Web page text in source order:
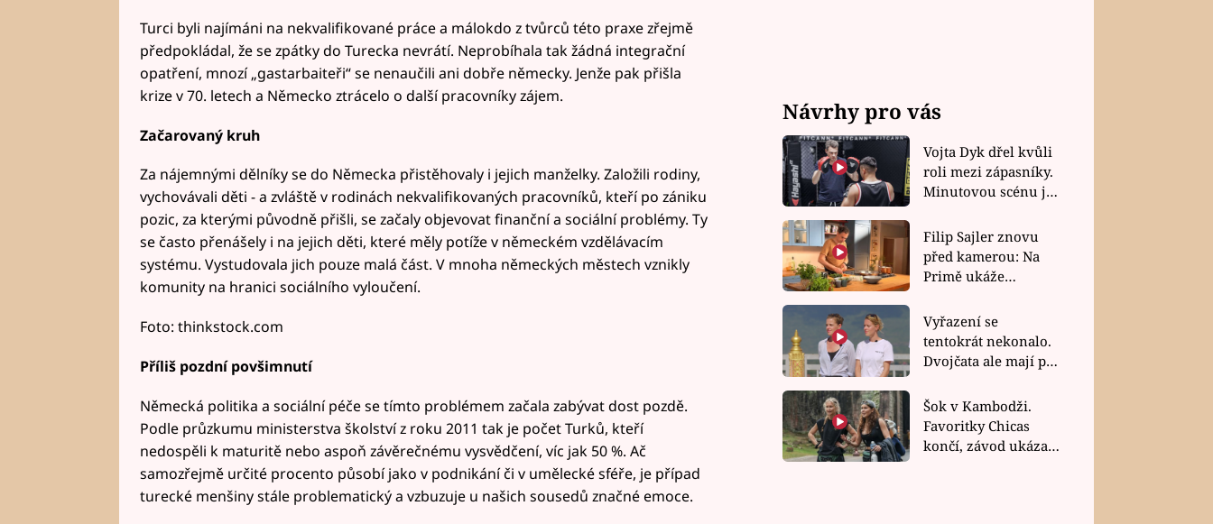
Turci byli najímáni na nekvalifikované práce a málokdo z tvůrců této praxe zřejmě
předpokládal, že se zpátky do Turecka nevrátí. Neprobíhala tak žádná integrační
opatření, mnozí „gastarbaiteři“ se nenaučili ani dobře německy. Jenže pak přišla
krize v 70. letech a Německo ztrácelo o další pracovníky zájem.
Začarovaný kruh
Za nájemnými dělníky se do Německa přistěhovaly i jejich manželky. Založili rodiny,
vychovávali děti - a zvláště v rodinách nekvalifikovaných pracovníků, kteří po zániku
pozic, za kterými původně přišli, se začaly objevovat finanční a sociální problémy. Ty
se často přenášely i na jejich děti, které měly potíže v německém vzdělávacím
systému. Vystudovala jich pouze malá část. V mnoha německých městech vznikly
komunity na hranici sociálního vyloučení.
Foto: thinkstock.com
Příliš pozdní povšimnutí
Německá politika a sociální péče se tímto problémem začala zabývat dost pozdě.
Podle průzkumu ministerstva školství z roku 2011 tak je počet Turků, kteří
nedospěli k maturitě nebo aspoň závěrečnému vysvědčení, víc jak 50 %. Ač
samozřejmě určité procento působí jako v podnikání či v umělecké sféře, je případ
turecké menšiny stále problematický a vzbuzuje u našich sousedů značné emoce.
Návrhy pro vás
Vojta Dyk dřel kvůli
roli mezi zápasníky.
Minutovou scénu jel
Filip Sajler znovu
před kamerou: Na
Primě ukáže
rychlé recepty
Vyřazení se
tentokrát nekonalo.
Dvojčata ale mají po
závodu nůž na krku
Šok v Kambodži.
Favoritky Chicas
končí, závod ukázal